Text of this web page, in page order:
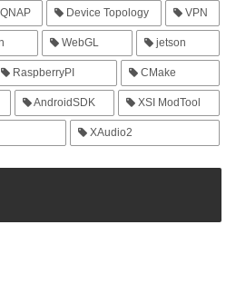
Device Topology VPN
WebGL jetson
RaspberryPI CMake
AndroidSDK XSI ModTool
XAudio2